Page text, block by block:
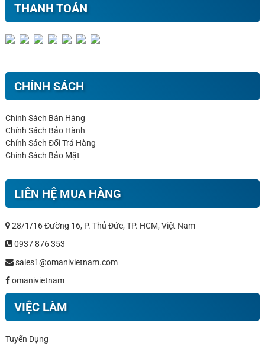
THANH TOÁN
CHÍNH SÁCH
Chính Sách Bán Hàng
Chính Sách Bảo Hành
Chính Sách Đổi Trả Hàng
Chính Sách Bảo Mật
LIÊN HỆ MUA HÀNG
28/1/16 Đường 16, P. Thủ Đức, TP. HCM, Việt Nam
0937 876 353
sales1@omanivietnam.com
omanivietnam
VIỆC LÀM
Tuyển Dụng